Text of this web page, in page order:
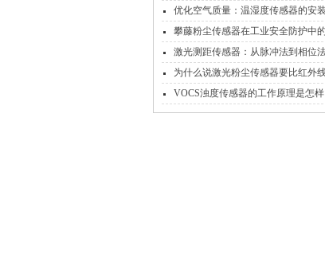
的关系是怎样的？
优化空气质量：温湿度传感器的安装
位置与方法
攀藤粉尘传感器在工业安全防护中的
应用实践
激光测距传感器：从脉冲法到相位
的技术进阶
为什么说激光粉尘传感器要比红外
粉尘传感器好呢？
VOCS浊度传感器的工作原理是怎样
的？